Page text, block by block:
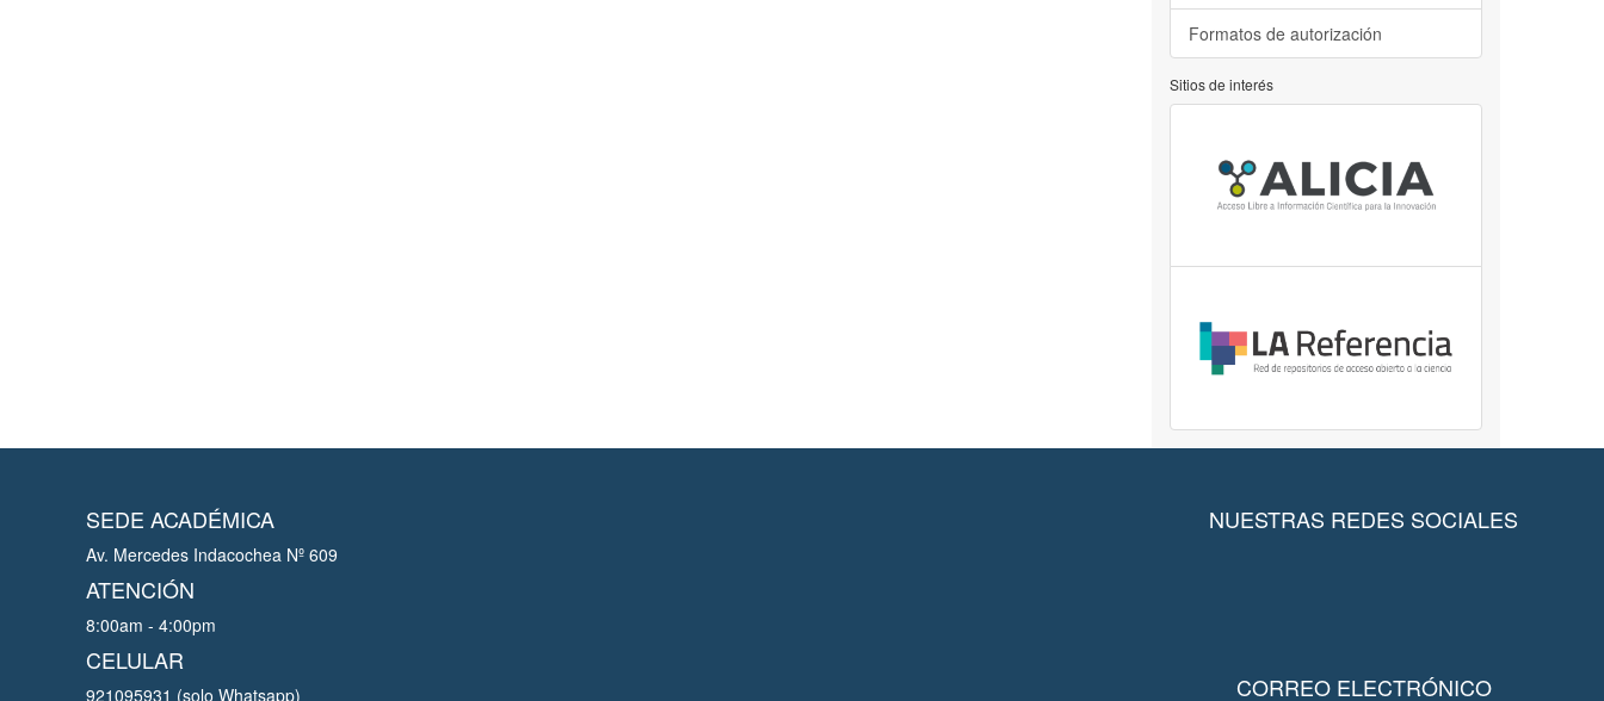
Formatos de autorización
Sitios de interés
SEDE ACADÉMICA
Av. Mercedes Indacochea Nº 609
ATENCIÓN
8:00am - 4:00pm
CELULAR
921095931 (solo Whatsapp)
NUESTRAS REDES SOCIALES
CORREO ELECTRÓNICO